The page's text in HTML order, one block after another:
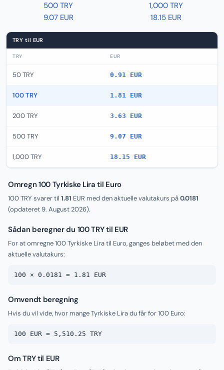
500 TRY
9.07 EUR
1,000 TRY
18.15 EUR
TRY til EUR
TRY EUR
50 TRY 0.91 EUR
100 TRY 1.81 EUR
200 TRY 3.63 EUR
500 TRY 9.07 EUR
1,000 TRY 18.15 EUR
Omregn 100 Tyrkiske Lira til Euro
100 TRY svarer til 1.81 EUR med den aktuelle valutakurs på0.0181
(opdateret9. August 2026).
Sådan beregner du 100 TRY til EUR
For at omregne 100 Tyrkiske Lira til Euro, ganges beløbet med den
aktuelle valutakurs:
100 × 0.0181 = 1.81 EUR
Omvendt beregning
Hvis du vil vide, hvor mange Tyrkiske Lira du får for 100 Euro:
100 EUR = 5,510.25 TRY
Om TRY til EUR